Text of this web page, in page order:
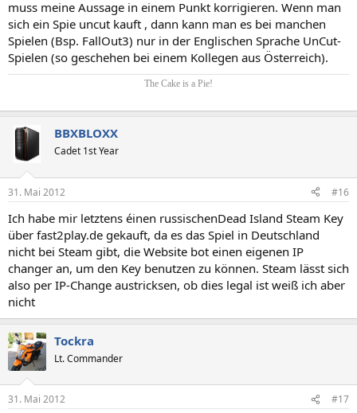
muss meine Aussage in einem Punkt korrigieren. Wenn man
sich ein Spie uncut kauft , dann kann man es bei manchen
Spielen (Bsp. FallOut3) nur in der Englischen Sprache UnCut-
Spielen (so geschehen bei einem Kollegen aus Österreich).
The Cake is a Pie!
BBXBLOXX
Cadet 1st Year
31. Mai 2012 #16
Ich habe mir letztens éinen russischenDead Island Steam Key
über fast2play.de gekauft, da es das Spiel in Deutschland
nicht bei Steam gibt, die Website bot einen eigenen IP
changer an, um den Key benutzen zu können. Steam lässt sich
also per IP-Change austricksen, ob dies legal ist weiß ich aber
nicht
Tockra
Lt. Commander
31. Mai 2012 #17